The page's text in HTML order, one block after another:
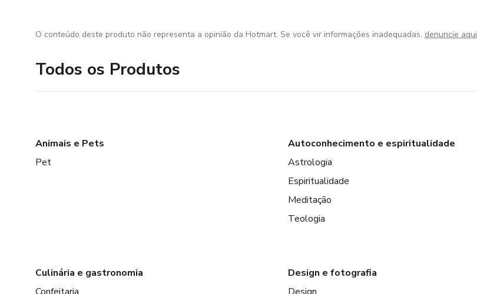
O conteúdo deste produto não representa a opinião da Hotmart. Se você vir informações inadequadas, denuncie aqui
Todos os Produtos
Animais e Pets
Pet
Autoconhecimento e espiritualidade
Astrologia
Espiritualidade
Meditação
Teologia
Culinária e gastronomia
Design e fotografia